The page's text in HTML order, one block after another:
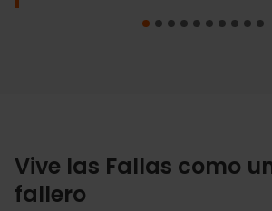
Vive las Fallas como
fallero